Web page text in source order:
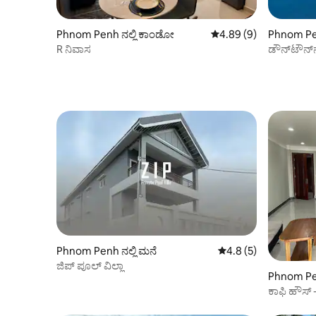
Phnom Penh ನಲ್ಲಿ ಕಾಂಡೋ 5 ರಲ್ಲಿ 4.89 ಸರಾಸರಿ
4.89 (9)
R ನಿವಾಸ
Phnom
Phnom Penh ನಲ್ಲಿ ಮನೆ 5 ರಲ್ಲಿ 4.8 ಸರಾಸರಿ
4.8 (5)
ಜಿಪ್ ಪೂಲ್ ವಿಲ್ಲಾ
Phnom
ಕಾಫಿ ಹೌಸ್